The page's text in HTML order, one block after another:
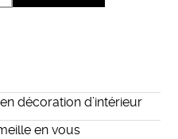
décoration d’intérieur
en vous